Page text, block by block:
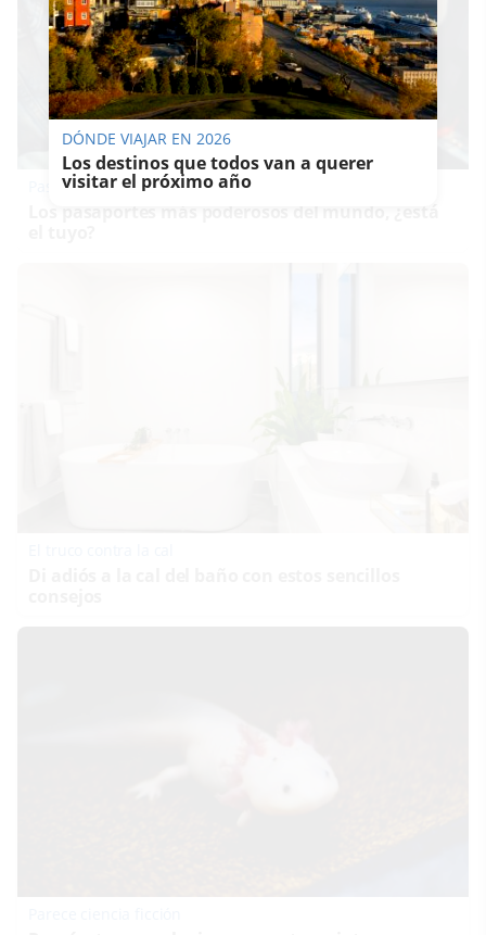
Pasaportes que abren puertas
DÓNDE VIAJAR EN 2026
Los destinos que todos van a querer
visitar el próximo año